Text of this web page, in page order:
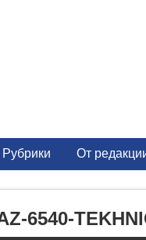
Рубрики От
6540-